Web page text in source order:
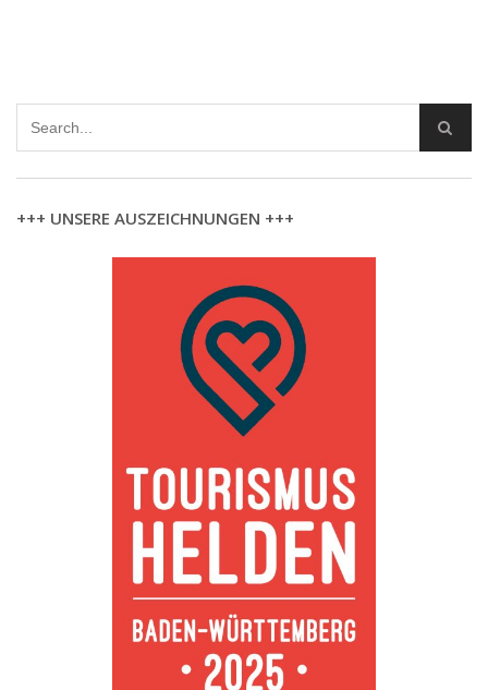
+++ UNSERE AUSZEICHNUNGEN +++